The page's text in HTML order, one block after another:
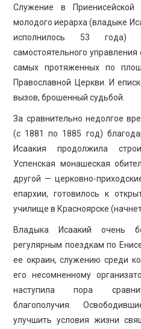
Служение в Приенисейской
молодого иерарха (владыке
исполнилось 53 года)
самостоятельного
самых протяженных по
Православной Церкви. И
вызов, брошенный судьбой.
За сравнительно недолгое
(с 1881 по 1885 год)
Исаакия продолжила
Успенская монашеская
другой — церковно-
епархии, готовилось к
училище в Красноярске
Владыка Исаакий очень
регулярным поездкам по
ее окраин, служению среди
его несомненному
наступила пора
благополучия.
улучшить условия жизни